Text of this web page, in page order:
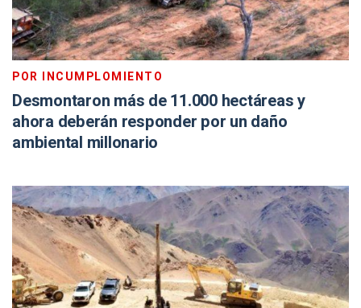
POR INCUMPLOMIENTO
Desmontaron más de 11.000 hectáreas y
ahora deberán responder por un daño
ambiental millonario